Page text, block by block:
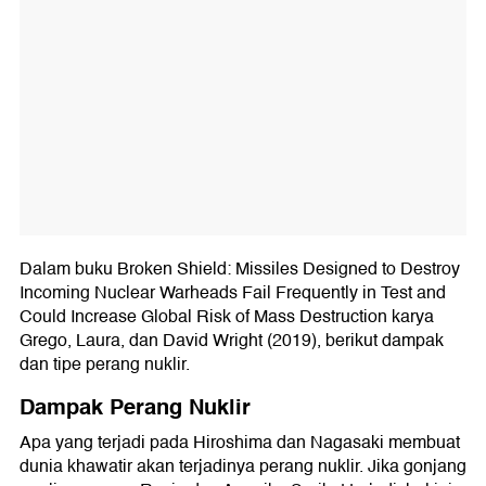
Dalam buku Broken Shield: Missiles Designed to Destroy
Incoming Nuclear Warheads Fail Frequently in Test and
Could Increase Global Risk of Mass Destruction karya
Grego, Laura, dan David Wright (2019), berikut dampak
dan tipe perang nuklir.
Dampak Perang Nuklir
Apa yang terjadi pada Hiroshima dan Nagasaki membuat
dunia khawatir akan terjadinya perang nuklir. Jika gonjang